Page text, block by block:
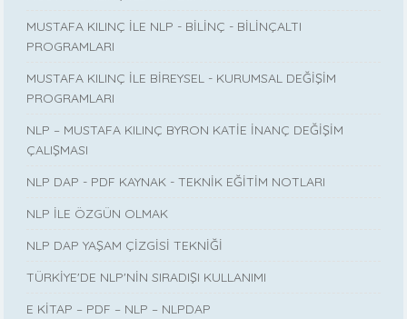
MUSTAFA KILINÇ İLE NLP - BİLİNÇ - BİLİNÇALTI
PROGRAMLARI
MUSTAFA KILINÇ İLE BİREYSEL - KURUMSAL DEĞİŞİM
PROGRAMLARI
NLP – MUSTAFA KILINÇ BYRON KATİE İNANÇ DEĞİŞİM
ÇALIŞMASI
NLP DAP - PDF KAYNAK - TEKNİK EĞİTİM NOTLARI
NLP İLE ÖZGÜN OLMAK
NLP DAP YAŞAM ÇİZGİSİ TEKNİĞİ
TÜRKİYE'DE NLP'NİN SIRADIŞI KULLANIMI
E KİTAP – PDF – NLP – NLPDAP